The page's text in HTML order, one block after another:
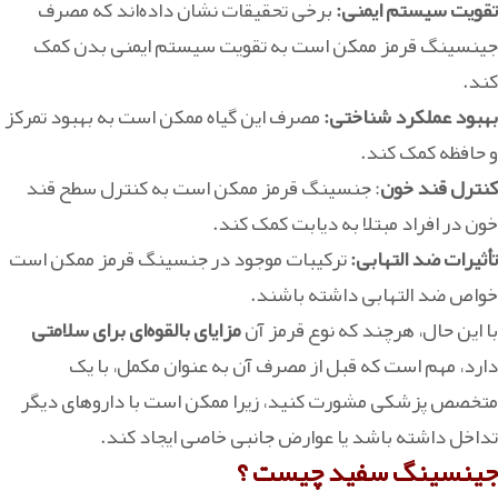
تقویت سیستم ایمنی:برخی تحقیقات نشان داده‌اند که مصرف
جینسینگ قرمز ممکن است به تقویت سیستم ایمنی بدن کمک
کند.
بهبود عملکرد شناختی:مصرف این گیاه ممکن است به بهبود تمرکز
و حافظه کمک کند.
کنترل قند خون: جنسینگ قرمز ممکن است به کنترل سطح قند
خون در افراد مبتلا به دیابت کمک کند.
تأثیرات ضد التهابی:ترکیبات موجود در جنسینگ قرمز ممکن است
خواص ضد التهابی داشته باشند.
با این حال، هرچند که نوع قرمز آنمزایای بالقوه‌ای برای سلامتی
دارد، مهم است که قبل از مصرف آن به عنوان مکمل، با یک
متخصص پزشکی مشورت کنید، زیرا ممکن است با داروهای دیگر
تداخل داشته باشد یا عوارض جانبی خاصی ایجاد کند.
جینسینگ سفید چیست ؟